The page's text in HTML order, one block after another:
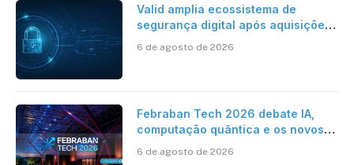
Valid amplia ecossistema de
segurança digital após aquisições
6 de agosto de 2026
Febraban Tech 2026 debate IA,
computação quântica e os novos
6 de agosto de 2026